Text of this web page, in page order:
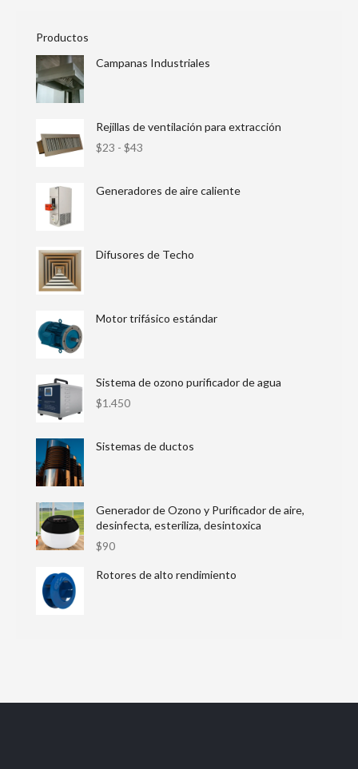
Productos
Campanas Industriales
Rejillas de ventilación para extracción
$23 - $43
Generadores de aire caliente
Difusores de Techo
Motor trifásico estándar
Sistema de ozono purificador de agua
$1.450
Sistemas de ductos
Generador de Ozono y Purificador de aire,
desinfecta, esteriliza, desintoxica
$90
Rotores de alto rendimiento